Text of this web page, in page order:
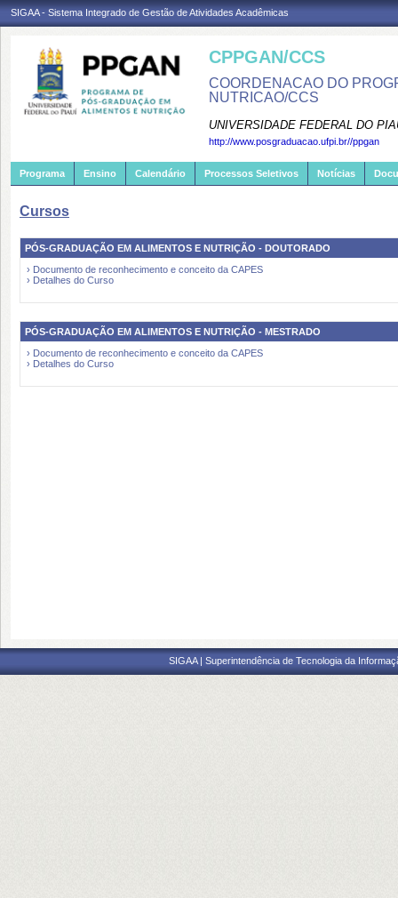
SIGAA - Sistema Integrado de Gestão de Atividades Acadêmicas
CPPGAN/CCS
COORDENACAO DO
NUTRICAO/CCS
UNIVERSIDADE FEDERAL DO
http://www.posgraduacao.ufpi.br//ppgan
Programa Ensino Calendário Processos Seletivos Notícias
Cursos
PÓS-GRADUAÇÃO EM ALIMENTOS E NUTRIÇÃO - DOUTORADO
› Documento de reconhecimento e conceito da CAPES
› Detalhes do Curso
PÓS-GRADUAÇÃO EM ALIMENTOS E NUTRIÇÃO - MESTRADO
› Documento de reconhecimento e conceito da CAPES
› Detalhes do Curso
SIGAA | Superintendência de Tecnologia da